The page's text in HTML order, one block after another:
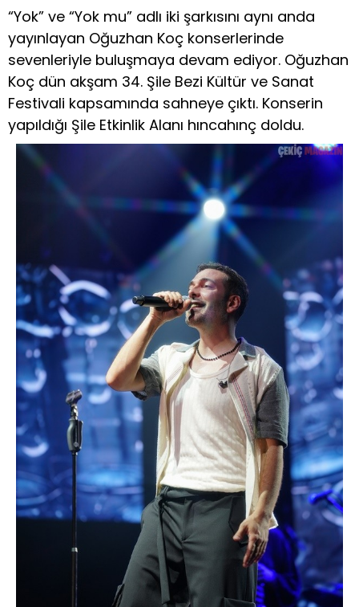
“Yok” ve “Yok mu” adlı iki şarkısını aynı anda
yayınlayan Oğuzhan Koç konserlerinde
sevenleriyle buluşmaya devam ediyor. Oğuzhan
Koç dün akşam 34. Şile Bezi Kültür ve Sanat
Festivali kapsamında sahneye çıktı. Konserin
yapıldığı Şile Etkinlik Alanı hıncahınç doldu.